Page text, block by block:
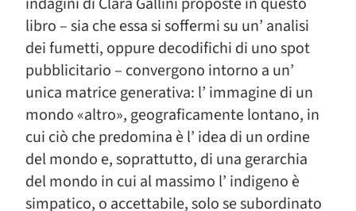
libro – sia che essa si soffermi su un’ analisi
dei fumetti, oppure decodifichi di uno spot
pubblicitario – convergono intorno a un’
unica matrice generativa: l’ immagine di un
mondo «altro», geograficamente lontano, in
cui ciò che predomina è l’ idea di un ordine
del mondo e, soprattutto, di una gerarchia
del mondo in cui al massimo l’ indigeno è
simpatico, o accettabile, solo se subordinato